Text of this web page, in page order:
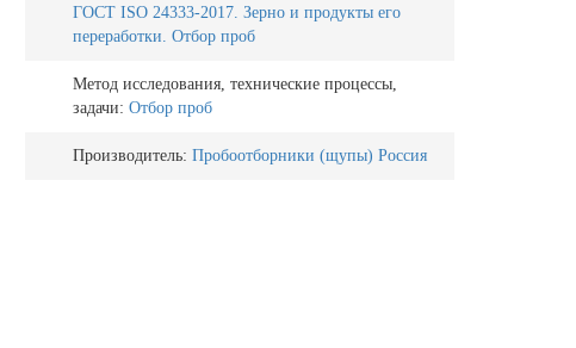
ГОСТ ISO 24333-2017. Зерно и продукты его
переработки. Отбор проб
Метод исследования, технические процессы,
задачи: Отбор проб
Производитель: Пробоотборники (щупы) Россия